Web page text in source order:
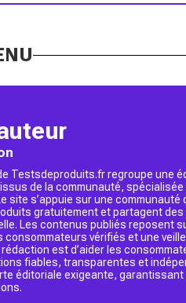
Testsdeproduits.fr regroupe une
de la communauté, spécialisée
site s’appuie sur une
gratuitement et partagent
Les contenus publiés reposent
consommateurs vérifiés et une
rédaction est d’aider les
fiables, transparentes et
éditoriale exigeante,